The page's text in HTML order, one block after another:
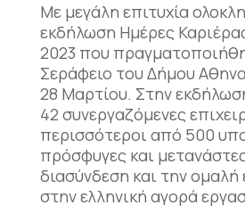
Με μεγάλη επιτυχία
εκδήλωση Ημέρες
2023 που
Σεράφειο του Δήμου
28 Μαρτίου. Στην
42 συνεργαζόμενες
περισσότεροι από 500
πρόσφυγες και
διασύνδεση και την ομαλή
στην ελληνική αγορά